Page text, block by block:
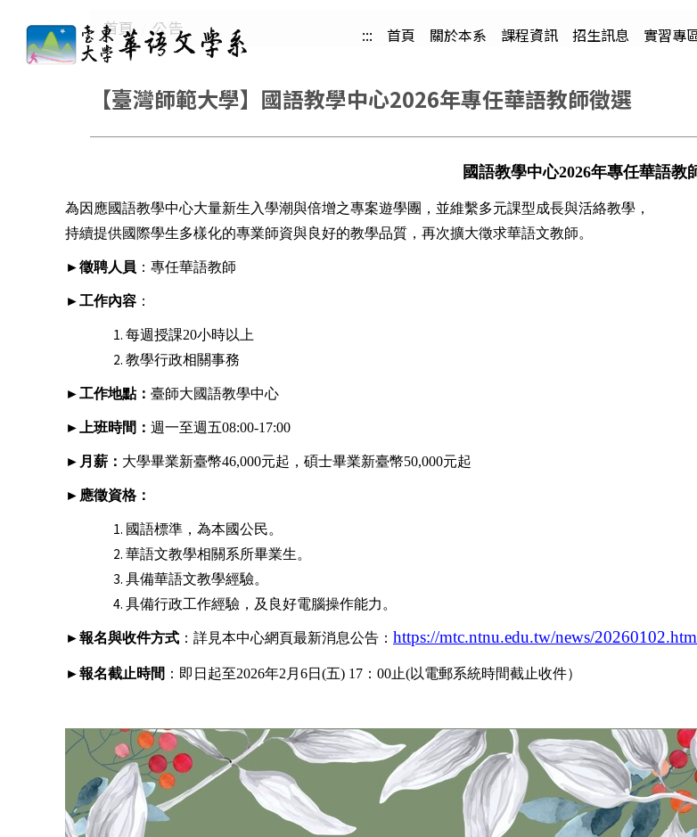
::: 首頁 關於本系 課程資訊 招生訊息 實習專
首頁 公告
【臺灣師範大學】國語教學中心2026年專任華語教師徵選
國語教學中心2026年專任華語教
為因應國語教學中心大量新生入學潮與倍增之專案遊學團，並維繫多元課型成長與活絡教學，
持續提供國際學生多樣化的專業師資與良好的教學品質，再次擴大徵求華語文教師。
►徵聘人員 ：專任華語教師
►工作內容 ：
每週授課20小時以上
教學行政相關事務
►工作地點： 臺師大國語教學中心
► 上班時間： 週一至週五08:00-17:00
► 月薪： 大學畢業新臺幣46,000元起，碩士畢業新臺幣50,000元起
► 應徵資格：
國語標準，為本國公民。
華語文教學相關系所畢業生。
具備華語文教學經驗。
具備行政工作經驗，及良好電腦操作能力。
►報名與收件方式 ：詳見本中心網頁最新消息公告 ： https://mtc.ntnu.edu.tw/news/
►報名截止時間 ：即日 起至2026年2 月 6日(五) 17： 00止(以電郵系統時間截止收件）